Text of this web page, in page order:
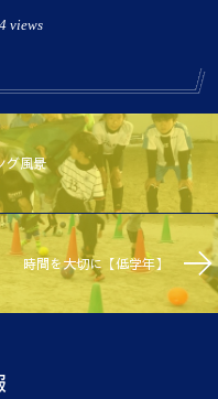
views
グ風景
時間を大切に【低学年】